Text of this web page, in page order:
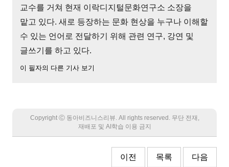
교수를 거쳐 현재 이락디지털문화연구소 소장을
맡고 있다. 새로 등장하는 문화 현상을 누구나 이해할
수 있는 언어로 전달하기 위해 관련 연구, 강연 및
글쓰기를 하고 있다.
이 필자의 다른 기사 보기
Copyright Ⓒ 동아비즈니스리뷰. All rights reserved. 무단 전재,
재배포 및 AI학습 이용 금지
이전 목록 다음